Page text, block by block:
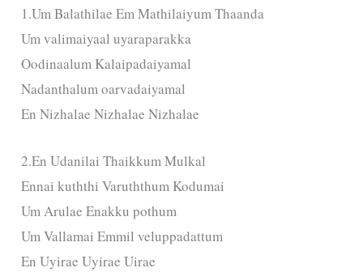
1.Um Balathilae Em Mathilaiyum Thaanda
Um valimaiyaal uyaraparakka
Oodinaalum Kalaipadaiyamal
Nadanthalum oarvadaiyamal
En Nizhalae Nizhalae Nizhalae
2.En Udanilai Thaikkum Mulkal
Ennai kuththi Varuththum Kodumai
Um Arulae Enakku pothum
Um Vallamai Emmil veluppadattum
En Uyirae Uyirae Uirae